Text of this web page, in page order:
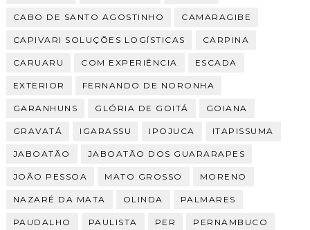
CABO DE SANTO AGOSTINHO CAMARAGIBE
CAPIVARI SOLUÇÕES LOGÍSTICAS CARPINA
CARUARU COM EXPERIÊNCIA ESCADA
EXTERIOR FERNANDO DE NORONHA
GARANHUNS GLÓRIA DE GOITÁ GOIANA
GRAVATÁ IGARASSU IPOJUCA ITAPISSUMA
JABOATÃO JABOATÃO DOS GUARARAPES
JOÃO PESSOA MATO GROSSO MORENO
NAZARÉ DA MATA OLINDA PALMARES
PAUDALHO PAULISTA PER PERNAMBUCO